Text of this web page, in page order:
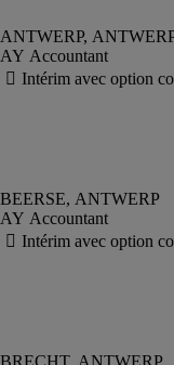
AY Accountant
AY Accountant